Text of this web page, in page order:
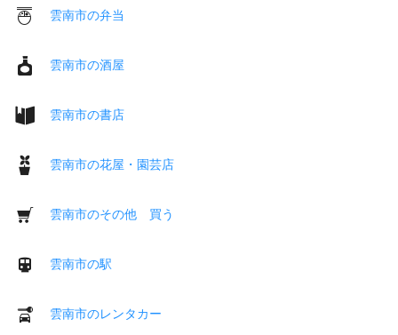
雲南市の弁当
雲南市の酒屋
雲南市の書店
雲南市の花屋・園芸店
雲南市のその他 買う
雲南市の駅
雲南市のレンタカー